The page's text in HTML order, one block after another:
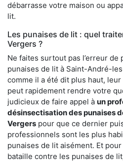
débarrasse votre maison ou
lit.
Les punaises de lit : quel
Vergers ?
Ne faites surtout pas l’erreur
punaises de lit à Saint-André-
comme il a été dit plus haut,
peut rapidement rendre votre
judicieux de faire appel à un
désinsectisation des punaises
Vergers pour que ce dernier
professionnels sont les plus
punaises de lit aisément. Et
bataille contre les punaises de